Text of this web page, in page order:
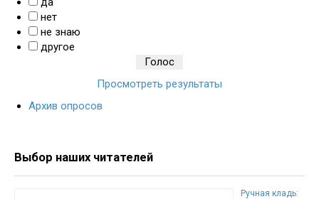
нет
не знаю
другое
Просмотреть результаты
Архив опросов
Выбор наших читателей
Ручная кладь: